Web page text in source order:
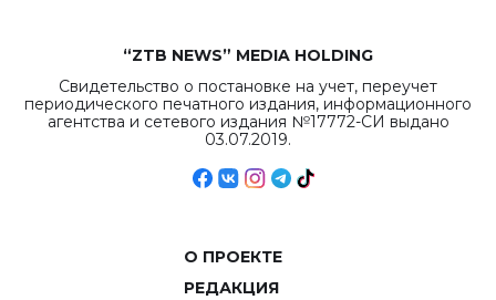
“ZTB NEWS” MEDIA HOLDING
Свидетельство о постановке на учет, переучет
периодического печатного издания, информационного
агентства и сетевого издания №17772-СИ выдано
03.07.2019.
О ПРОЕКТЕ
РЕДАКЦИЯ